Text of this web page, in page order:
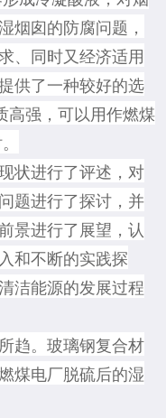
烟囱的防腐问题，
、同时又经济适用
供了一种较好的选
高强，可以用作燃煤
状进行了评述，对
题进行了探讨，并
景进行了展望，认
和不断的实践探
洁能源的发展过程
趋。玻璃钢复合材
煤电厂脱硫后的湿